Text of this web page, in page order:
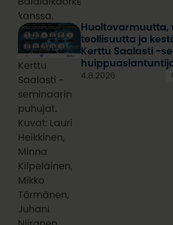
kanssa.
Kerttu
Saalasti -
seminaarin
puhujat.
Kuvat: Lauri
Heikkinen,
Minna
Kilpeläinen,
Mikko
Törmänen,
Juhani
Huoltovarmuutta,
teollisuutta ja
Kerttu Saalasti -
4.8.2026